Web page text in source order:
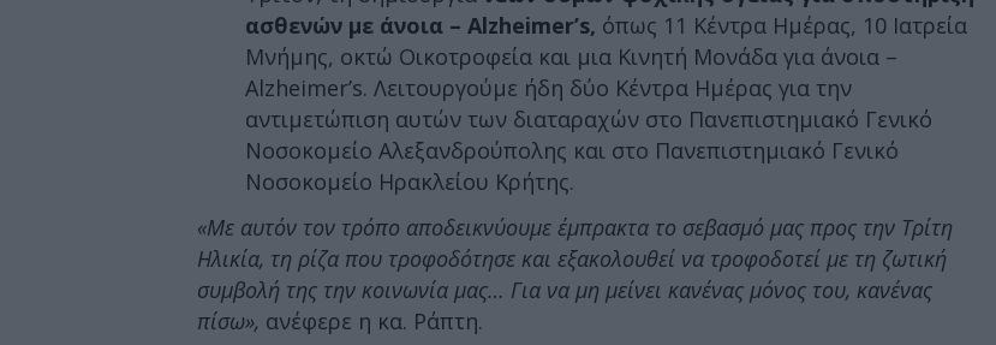
ασθενών με άνοια – Alzheimer’s, όπως 11 Κέντρα Ημέρας, 10 Ιατρεία
Μνήμης, οκτώ Οικοτροφεία και μια Κινητή Μονάδα για άνοια –
Alzheimer’s. Λειτουργούμε ήδη δύο Κέντρα Ημέρας για την
αντιμετώπιση αυτών των διαταραχών στο Πανεπιστημιακό Γενικό
Νοσοκομείο Αλεξανδρούπολης και στο Πανεπιστημιακό Γενικό
Νοσοκομείο Ηρακλείου Κρήτης.
«Με αυτόν τον τρόπο αποδεικνύουμε έμπρακτα το σεβασμό μας προς την Τρίτη
Ηλικία, τη ρίζα που τροφοδότησε και εξακολουθεί να τροφοδοτεί με τη ζωτική
συμβολή της την κοινωνία μας… Για να μη μείνει κανένας μόνος του, κανένας
πίσω», ανέφερε η κα. Ράπτη.